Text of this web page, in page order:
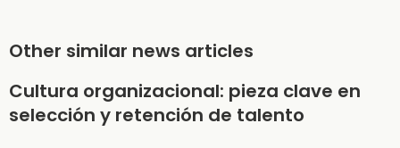
Other similar news articles
Cultura organizacional: pieza clave en
selección y retención de talento